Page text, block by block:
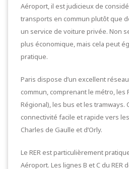
Aéroport, il est judicieux de
transports en commun plutôt que
un service de voiture privée. Non
plus économique, mais cela peut
pratique.
Paris dispose d’un excellent
commun, comprenant le métro, les
Régional), les bus et les
connectivité facile et rapide vers
Charles de Gaulle et d’Orly.
Le RER est particulièrement
Aéroport. Les lignes B et C du RER